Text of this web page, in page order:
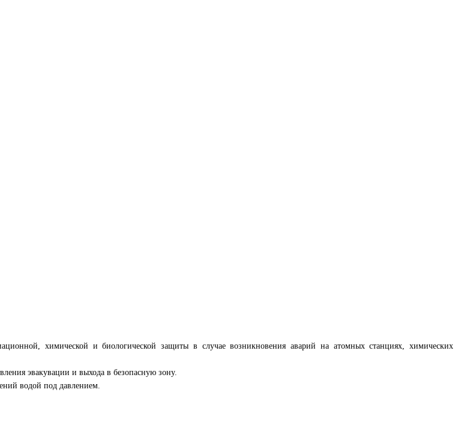
химической и биологической защиты в случае возникновения аварий на атомных станциях, химических
эвакувации и выхода в безопасную зону.
водой под давлением.